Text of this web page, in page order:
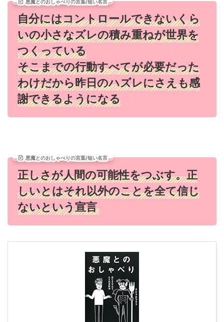
悪魔とのおしゃべりの言葉/短い名言
自分にはコントロールできないくら
いの小さなズレの積み重ねが世界を
つくっている
そこまでの行動すべてが必要だった
わけだから昨日のハズレにさえも感
謝できるようになる
悪魔とのおしゃべりの言葉/短い名言
正しさが人間の可能性をつぶす。正
しいとはそれ以外のことを全て信じ
ないという宣言